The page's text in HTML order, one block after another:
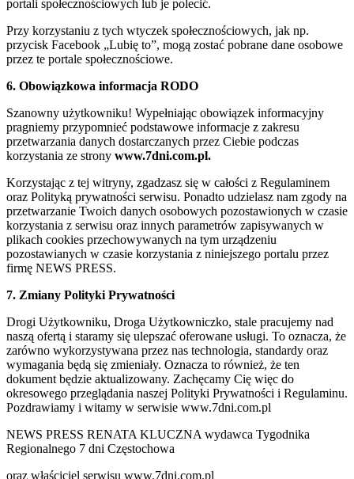
portali społecznościowych lub je polecić.
Przy korzystaniu z tych wtyczek społecznościowych, jak np.
przycisk Facebook „Lubię to”, mogą zostać pobrane dane osobowe
przez te portale społecznościowe.
6. Obowiązkowa informacja RODO
Szanowny użytkowniku! Wypełniając obowiązek informacyjny
pragniemy przypomnieć podstawowe informacje z zakresu
przetwarzania danych dostarczanych przez Ciebie podczas
korzystania ze strony www.7dni.com.pl.
Korzystając z tej witryny, zgadzasz się w całości z Regulaminem
oraz Polityką prywatności serwisu. Ponadto udzielasz nam zgody na
przetwarzanie Twoich danych osobowych pozostawionych w czasie
korzystania z serwisu oraz innych parametrów zapisywanych w
plikach cookies przechowywanych na tym urządzeniu
pozostawianych w czasie korzystania z niniejszego portalu przez
firmę NEWS PRESS.
7. Zmiany Polityki Prywatności
Drogi Użytkowniku, Droga Użytkowniczko, stale pracujemy nad
naszą ofertą i staramy się ulepszać oferowane usługi. To oznacza, że
zarówno wykorzystywana przez nas technologia, standardy oraz
wymagania będą się zmieniały. Oznacza to również, że ten
dokument będzie aktualizowany. Zachęcamy Cię więc do
okresowego przeglądania naszej Polityki Prywatności i Regulaminu.
Pozdrawiamy i witamy w serwisie www.7dni.com.pl
NEWS PRESS RENATA KLUCZNA wydawca Tygodnika
Regionalnego 7 dni Częstochowa
oraz właściciel serwisu www.7dni.com.pl